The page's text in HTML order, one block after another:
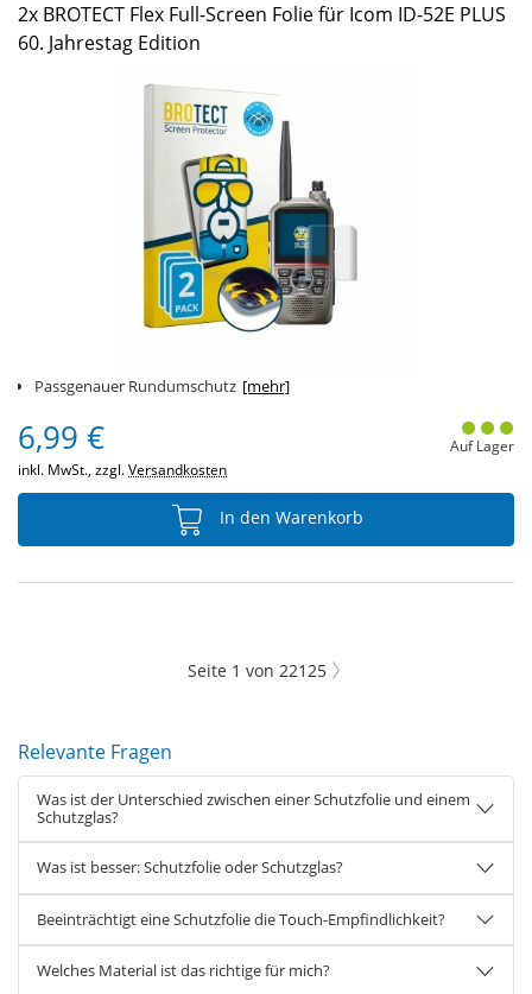
2x BROTECT Flex Full-Screen Folie für Icom ID-52E PLUS
60. Jahrestag Edition
Passgenauer Rundumschutz [mehr]
6,99 €
inkl. MwSt., zzgl.Versandkosten
Auf Lager
In den Warenkorb
Seite 1 von 22125
Relevante Fragen
Was ist der Unterschied zwischen einer Schutzfolie und einem
Schutzglas?
Was ist besser: Schutzfolie oder Schutzglas?
Beeinträchtigt eine Schutzfolie die Touch-Empfindlichkeit?
Welches Material ist das richtige für mich?